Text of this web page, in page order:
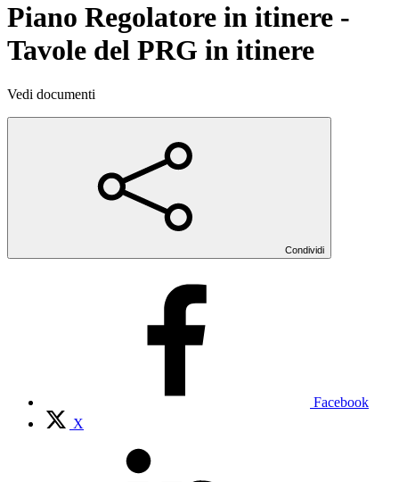
Piano Regolatore in itinere -
Tavole del PRG in itinere
Vedi documenti
Condividi
Facebook
X